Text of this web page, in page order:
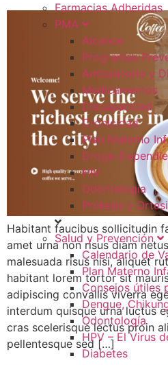
Farmacias Adheridas
PMA
Alcance
Programas
Ambulatorio y
Medicamentos
Discapacidad
Cronicidad
Plan Materno
Droga-
HIV
Odontologia
Prótesis y
Salud y Prevención
Calendario de
Plan Materno
Consejos útiles
Dengue,
Odontología
HPV – El Virus
Diabetes
Habitant faucibus sollicitudin
amet urna non risus diam
malesuada risus nisi, aliquet
habitant lorem tortor sit
adipiscing convallis viverra
interdum quisque urna luctus
cras scelerisque lectus proin
pellentesque sed […]